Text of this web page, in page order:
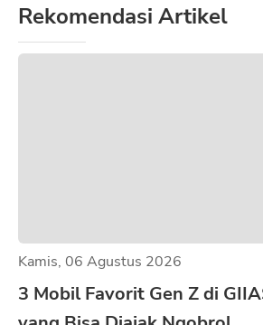
Rekomendasi Artikel
Kamis, 06 Agustus 2026
3 Mobil Favorit Gen Z di